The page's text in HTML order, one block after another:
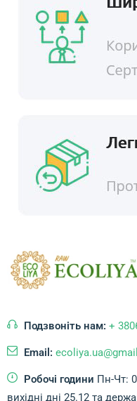
Подзвоніть нам: +
Email:
Робочі години Пн-Чт:
вихідні дні 25.12 та